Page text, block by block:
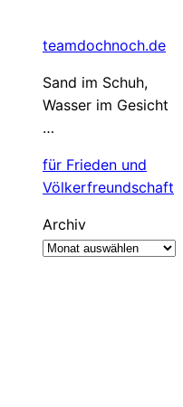
teamdochnoch.de
Sand im Schuh,
Wasser im Gesicht
…
für Frieden und
Völkerfreundschaft
Archiv